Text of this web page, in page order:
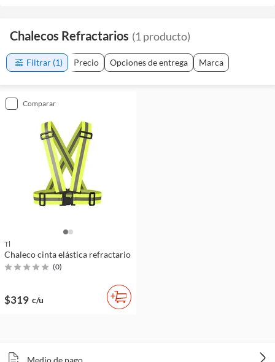
Chalecos Refractarios (1 producto)
Filtrar (1) Precio Opciones de entrega Marca
comparar
Tl
Chaleco cinta elástica refractario
(0)
$319 c/u
Medio de pago